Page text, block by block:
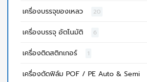
เครื่องบรรจุของเหลว 20
เครื่องบรรจุ อัตโนมัติ 6
เครื่องติดสติกเกอร์ 1
เครื่องตัดฟิล์ม POF / PE Auto & Semi